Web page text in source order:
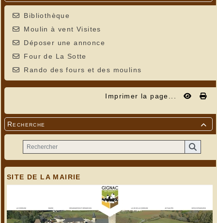
Bibliothèque
Moulin à vent Visites
Déposer une annonce
Four de La Sotte
Rando des fours et des moulins
Imprimer la page...

Recherche
SITE DE LA MAIRIE